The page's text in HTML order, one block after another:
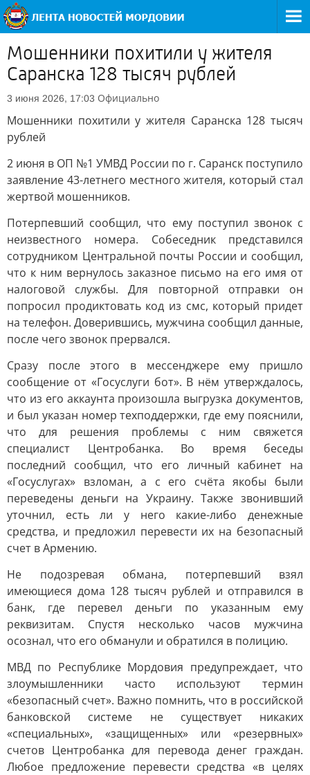
Мошенники похитили у жителя
Саранска 128 тысяч рублей
3 июня 2026, 17:03 Официально
Мошенники похитили у жителя Саранска 128 тысяч
рублей
2 июня в ОП №1 УМВД России по г. Саранск поступило
заявление 43-летнего местного жителя, который стал
жертвой мошенников.
Потерпевший сообщил, что ему поступил звонок с
неизвестного номера. Собеседник представился
сотрудником Центральной почты России и сообщил,
что к ним вернулось заказное письмо на его имя от
налоговой службы. Для повторной отправки он
попросил продиктовать код из смс, который придет
на телефон. Доверившись, мужчина сообщил данные,
после чего звонок прервался.
Сразу после этого в мессенджере ему пришло
сообщение от «Госуслуги бот». В нём утверждалось,
что из его аккаунта произошла выгрузка документов,
и был указан номер техподдержки, где ему пояснили,
что для решения проблемы с ним свяжется
специалист Центробанка. Во время беседы
последний сообщил, что его личный кабинет на
«Госуслугах» взломан, а с его счёта якобы были
переведены деньги на Украину. Также звонивший
уточнил, есть ли у него какие-либо денежные
средства, и предложил перевести их на безопасный
счет в Армению.
Не подозревая обмана, потерпевший взял
имеющиеся дома 128 тысяч рублей и отправился в
банк, где перевел деньги по указанным ему
реквизитам. Спустя несколько часов мужчина
осознал, что его обманули и обратился в полицию.
МВД по Республике Мордовия предупреждает, что
злоумышленники часто используют термин
«безопасный счет». Важно помнить, что в российской
банковской системе не существует никаких
«специальных», «защищенных» или «резервных»
счетов Центробанка для перевода денег граждан.
Любое предложение перевести средства «в целях